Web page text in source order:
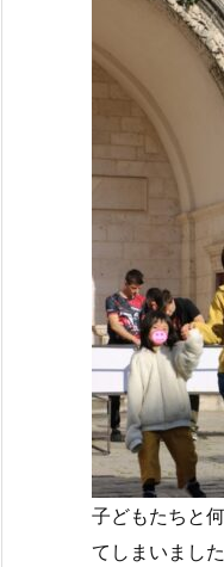
子どもたちと
てしまいまし